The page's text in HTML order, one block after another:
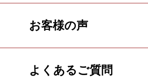
お客様の声
よくあるご質問